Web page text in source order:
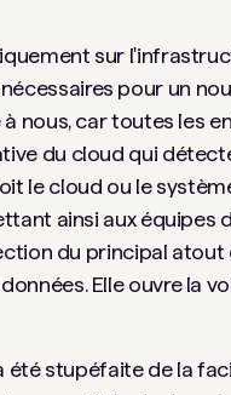
sur
pour un
nous, car toutes les
du cloud qui
le cloud ou le
ainsi aux équipes
du principal atout
Elle ouvre la
été stupéfaite de la